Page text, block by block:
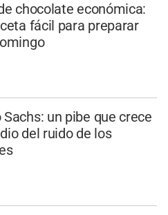
chocolate económica:
fácil para preparar
Sachs: un pibe que crece
del ruido de los